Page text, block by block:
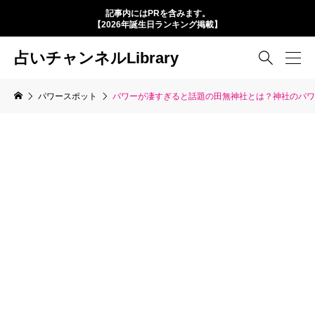
記事内にはPRを含みます。
【2026年誕生日ランキング掲載】
占いチャンネルLibrary 
パワースポット パワーが凄すぎると話題の田無神社とは？神社のパ